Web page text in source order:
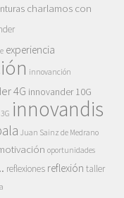
charlamos con
experiencia
innovanción
4G innovander 10G
innovandis
Juan Sainz de Medrano
oportunidades
reflexiones reflexión taller